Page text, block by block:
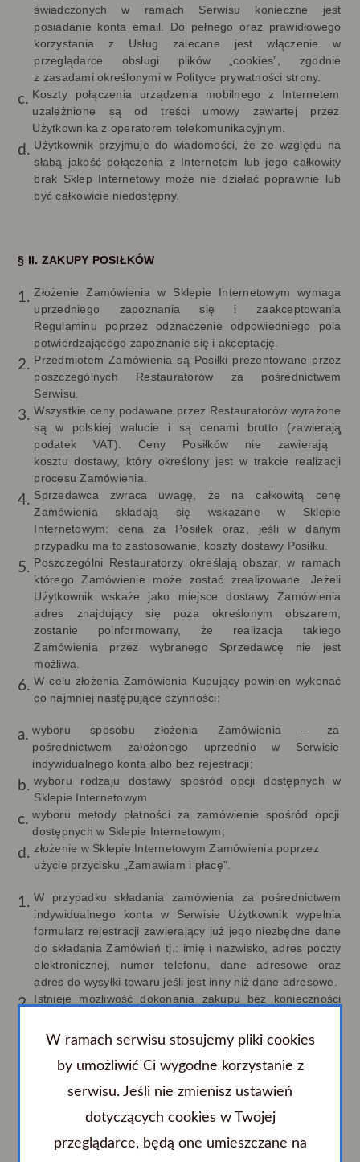
świadczonych w ramach Serwisu konieczne jest
posiadanie konta email. Do pełnego oraz prawidłowego
korzystania z Usług zalecane jest włączenie w
przeglądarce obsługi plików „cookies”, zgodnie
z zasadami określonymi w Polityce prywatności strony.
Koszty połączenia urządzenia mobilnego z Internetem
uzależnione są od treści umowy zawartej przez
Użytkownika z operatorem telekomunikacyjnym.
Użytkownik przyjmuje do wiadomości, że ze względu na
słabą jakość połączenia z Internetem lub jego całkowity
brak Sklep Internetowy może nie działać poprawnie lub
być całkowicie niedostępny.
§ II. ZAKUPY POSIŁKÓW
Złożenie Zamówienia w Sklepie Internetowym wymaga
uprzedniego zapoznania się i zaakceptowania
Regulaminu poprzez odznaczenie odpowiedniego pola
potwierdzającego zapoznanie się i akceptację.
Przedmiotem Zamówienia są Posiłki prezentowane przez
poszczególnych Restauratorów za pośrednictwem
Serwisu.
Wszystkie ceny podawane przez Restauratorów wyrażone
są w polskiej walucie i są cenami brutto (zawierają
podatek VAT). Ceny
Posiłków nie zawierają
kosztu dostawy, który określony jest w trakcie realizacji
procesu Zamówienia.
Sprzedawca zwraca uwagę, że na całkowitą cenę
Zamówienia składają się wskazane w Sklepie
Internetowym: cena za Posiłek oraz, jeśli w danym
przypadku ma to zastosowanie, koszty dostawy Posiłku.
Poszczególni Restauratorzy określają obszar, w ramach
którego Zamówienie może zostać zrealizowane. Jeżeli
Użytkownik wskaże jako miejsce dostawy Zamówienia
adres znajdujący się poza określonym obszarem,
zostanie poinformowany, że realizacja takiego
Zamówienia przez wybranego Sprzedawcę nie jest
możliwa.
W celu złożenia Zamówienia Kupujący powinien wykonać
co najmniej następujące czynności:
wyboru sposobu złożenia Zamówienia – za
pośrednictwem założonego uprzednio w Serwisie
indywidualnego konta albo bez rejestracji;
wyboru rodzaju dostawy spośród opcji dostępnych w
Sklepie Internetowym
wyboru metody płatności za zamówienie spośród opcji
dostępnych w Sklepie Internetowym;
złożenie w Sklepie Internetowym Zamówienia poprzez
użycie przycisku „Zamawiam i płacę”.
W przypadku składania zamówienia za pośrednictwem
indywidualnego konta w Serwisie Użytkownik wypełnia
formularz rejestracji zawierający już jego niezbędne dane
do składania Zamówień tj.: imię i nazwisko, adres poczty
elektronicznej, numer telefonu, dane adresowe oraz
adres do wysyłki towaru jeśli jest inny niż dane adresowe.
Istnieje możliwość dokonania zakupu bez konieczności
musi wypełnić formularz Zamówienia w zakresie
następujących danych tj.: imię i nazwisko, adres poczty
elektronicznej, numer telefonu, dane adresowe oraz
adres do wysyłki towaru jeśli jest inny niż dane adresowe.
Złożenie Zamówienia następuje po zapoznaniu się przez
Użytkownika z podsumowaniem Zamówienia
Użytkownika dane a następnie wysłanie Zamówienia.
W ramach serwisu stosujemy pliki cookies
by umożliwić Ci wygodne korzystanie z
serwisu. Jeśli nie zmienisz ustawień
dotyczących cookies w Twojej
przeglądarce, będą one umieszczane na